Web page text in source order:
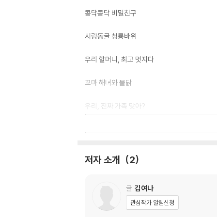
콩닥콩닥 비밀친구
시랑동굴 청룡바위
우리 할머니, 최고 멋지다
꼬마 해녀와 물닭
우리, 진짜 가족 맞아?
저자 소개 2
글 김여나
관심작가 알림신청